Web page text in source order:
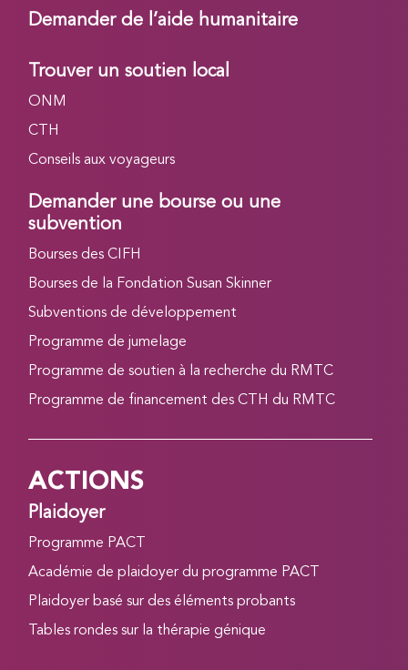
Demander de l’aide humanitaire
Trouver un soutien local
ONM
CTH
Conseils aux voyageurs
Demander une bourse ou une
subvention
Bourses des CIFH
Bourses de la Fondation Susan Skinner
Subventions de développement
Programme de jumelage
Programme de soutien à la recherche du RMTC
Programme de financement des CTH du RMTC
ACTIONS
Plaidoyer
Programme PACT
Académie de plaidoyer du programme PACT
Plaidoyer basé sur des éléments probants
Tables rondes sur la thérapie génique